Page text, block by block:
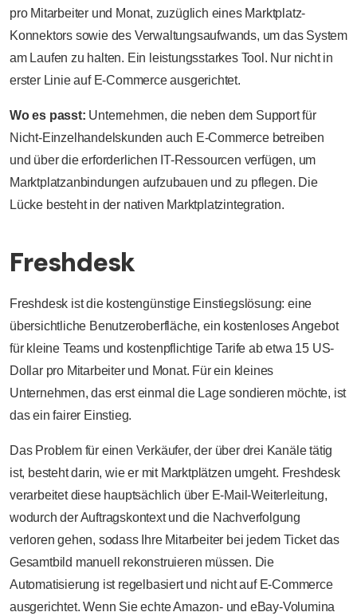
pro Mitarbeiter und Monat, zuzüglich eines Marktplatz-
Konnektors sowie des Verwaltungsaufwands, um das System
am Laufen zu halten. Ein leistungsstarkes Tool. Nur nicht in
erster Linie auf E-Commerce ausgerichtet.
Wo es passt: Unternehmen, die neben dem Support für
Nicht-Einzelhandelskunden auch E-Commerce betreiben
und über die erforderlichen IT-Ressourcen verfügen, um
Marktplatzanbindungen aufzubauen und zu pflegen. Die
Lücke besteht in der nativen Marktplatzintegration.
Freshdesk
Freshdesk ist die kostengünstige Einstiegslösung: eine
übersichtliche Benutzeroberfläche, ein kostenloses Angebot
für kleine Teams und kostenpflichtige Tarife ab etwa 15 US-
Dollar pro Mitarbeiter und Monat. Für ein kleines
Unternehmen, das erst einmal die Lage sondieren möchte, ist
das ein fairer Einstieg.
Das Problem für einen Verkäufer, der über drei Kanäle tätig
ist, besteht darin, wie er mit Marktplätzen umgeht. Freshdesk
verarbeitet diese hauptsächlich über E-Mail-Weiterleitung,
wodurch der Auftragskontext und die Nachverfolgung
verloren gehen, sodass Ihre Mitarbeiter bei jedem Ticket das
Gesamtbild manuell rekonstruieren müssen. Die
Automatisierung ist regelbasiert und nicht auf E-Commerce
ausgerichtet. Wenn Sie echte Amazon- und eBay-Volumina